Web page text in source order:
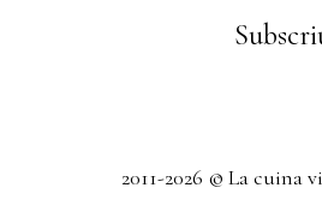
2011-2026 © La